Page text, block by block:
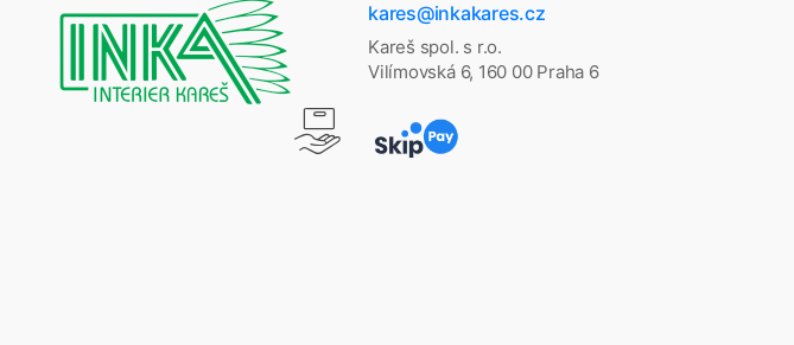
kares@inkakares.cz
Kareš spol. s r.o.
Vilímovská 6, 160 00 Praha 6